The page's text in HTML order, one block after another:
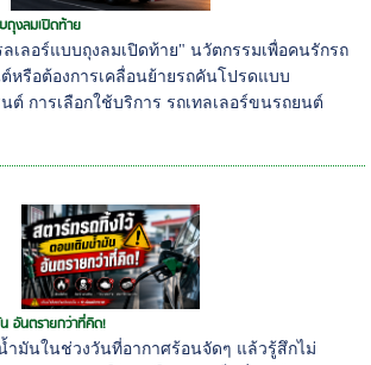
ถุงลมเปิดท้าย
เลอร์แบบถุงลมเปิดท้าย" นวัตกรรมเพื่อคนรักรถ
หรือต้องการเคลื่อนย้ายรถคันโปรดแบบ
ต์ การเลือกใช้บริการ รถเทลเลอร์ขนรถยนต์
อันตรายกว่าที่คิด!
ำมันในช่วงวันที่อากาศร้อนจัดๆ แล้วรู้สึกไม่